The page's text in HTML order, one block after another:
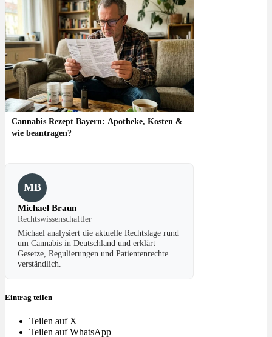
Cannabis Rezept Bayern: Apotheke, Kosten &
wie beantragen?
MB
Michael Braun
Rechtswissenschaftler
Michael analysiert die aktuelle Rechtslage rund
um Cannabis in Deutschland und erklärt
Gesetze, Regulierungen und Patientenrechte
verständlich.
Eintrag teilen
Teilen auf X
Teilen auf WhatsApp